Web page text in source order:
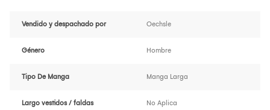
Vendido y despachado por Oechsle
Género Hombre
Tipo De Manga Manga Larga
Largo vestidos / faldas No Aplica